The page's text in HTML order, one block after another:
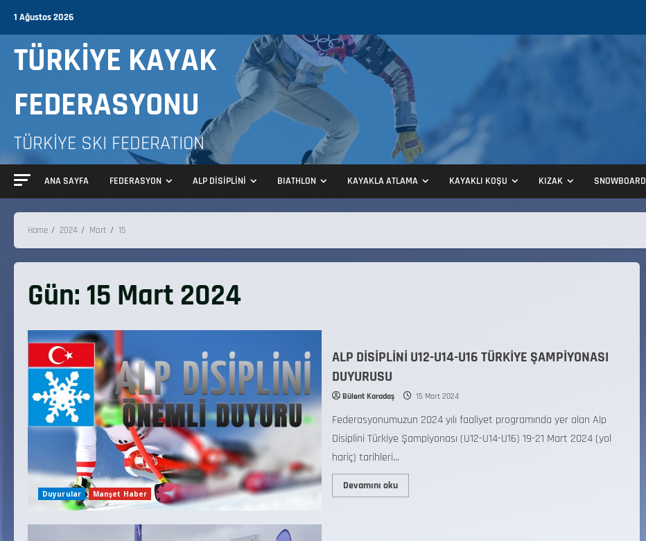
1 Ağustos 2026
TÜRKİYE KAYAK
FEDERASYONU
TÜRKİYE SKI FEDERATION
ANA SAYFA FEDERASYON ALP DİSİPLİNİ BIATHLON KAYAKLA ATLAMA KAYAKLI KOŞU KIZAK SNOWBOARD
Home 2024 Mart 15
Gün: 15 Mart 2024
Duyurular Manşet Haber
ALP DİSİPLİNİ U12-U14-U16 TÜRKİYE ŞAMPİYONASI
DUYURUSU
Bülent Karadaş 15 Mart 2024
Federasyonumuzun 2024 yılı faaliyet programında yer alan Alp
Disiplini Türkiye Şampiyonası (U12-U14-U16) 19-21 Mart 2024 (yol
hariç) tarihleri...
Devamını oku